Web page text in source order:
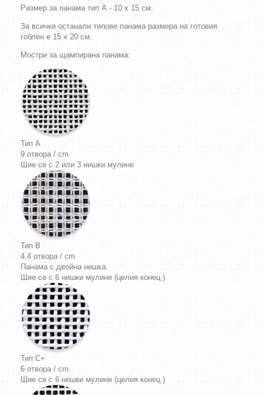
Размер за панама тип А - 10 х 15 см.
За всички останали типове панама размера на готовия
гоблен е 15 х 20 см.
Мостри за щампирана панама:
Тип A
9 отвора / cm
Шие се с 2 или 3 нишки мулине
Тип B
4,4 отвора / cm
Панама с двойна нишка.
Шие се с 6 нишки мулине (целия конец )
Тип C+
6 отвора / cm
Шие се с 6 нишки мулине (целия конец )